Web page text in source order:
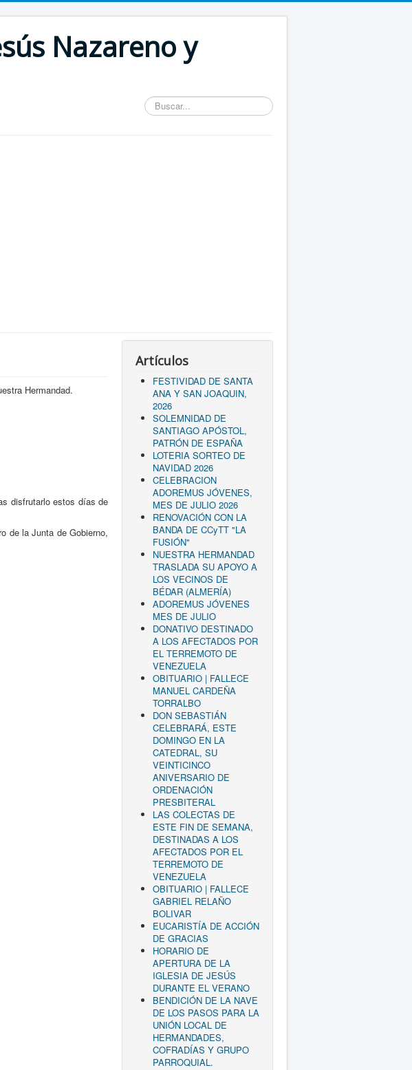
Nazareno y
Buscar...
Hermandad.
disfrutarlo estos días de
de la Junta de Gobierno,
Artículos
FESTIVIDAD DE SANTA
ANA Y SAN JOAQUIN,
2026
SOLEMNIDAD DE
SANTIAGO APÓSTOL,
PATRÓN DE ESPAÑA
LOTERIA SORTEO DE
NAVIDAD 2026
CELEBRACION
ADOREMUS JÓVENES,
MES DE JULIO 2026
RENOVACIÓN CON LA
BANDA DE CCyTT "LA
FUSIÓN"
NUESTRA HERMANDAD
TRASLADA SU APOYO A
LOS VECINOS DE
BÉDAR (ALMERÍA)
ADOREMUS JÓVENES
MES DE JULIO
DONATIVO DESTINADO
A LOS AFECTADOS POR
EL TERREMOTO DE
VENEZUELA
OBITUARIO | FALLECE
MANUEL CARDEÑA
TORRALBO
DON SEBASTIÁN
CELEBRARÁ, ESTE
DOMINGO EN LA
CATEDRAL, SU
VEINTICINCO
ANIVERSARIO DE
ORDENACIÓN
PRESBITERAL
LAS COLECTAS DE
ESTE FIN DE SEMANA,
DESTINADAS A LOS
AFECTADOS POR EL
TERREMOTO DE
VENEZUELA
OBITUARIO | FALLECE
GABRIEL RELAÑO
BOLIVAR
EUCARISTÍA DE ACCIÓN
DE GRACIAS
HORARIO DE
APERTURA DE LA
IGLESIA DE JESÚS
DURANTE EL VERANO
BENDICIÓN DE LA NAVE
DE LOS PASOS PARA LA
UNIÓN LOCAL DE
HERMANDADES,
COFRADÍAS Y GRUPO
PARROQUIAL.